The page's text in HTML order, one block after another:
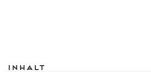
Inhalt